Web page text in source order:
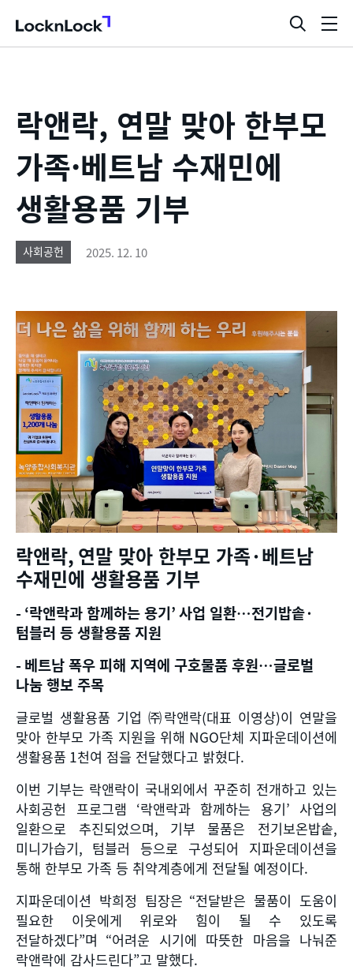
LocknLock
검
색
락앤락, 연말 맞아 한부모
가족·베트남 수재민에
생활용품 기부
사회공헌 2025. 12. 10
락앤락, 연말 맞아 한부모 가족·베트남
수재민에 생활용품 기부
- ‘락앤락과 함께하는 용기’사업 일환…전기밥솥·
텀블러 등 생활용품 지원
- 베트남 폭우 피해 지역에 구호물품 후원…글로벌
나눔 행보 주목
글로벌 생활용품 기업 ㈜락앤락(대표 이영상)이 연말을
맞아 한부모 가족 지원을 위해 NGO단체 지파운데이션에
생활용품 1천여 점을 전달했다고 밝혔다.
이번 기부는 락앤락이 국내외에서 꾸준히 전개하고 있는
사회공헌 프로그램 ‘락앤락과 함께하는 용기’ 사업의
일환으로 추진되었으며, 기부 물품은 전기보온밥솥,
미니가습기, 텀블러 등으로 구성되어 지파운데이션을
통해 한부모 가족 등 취약계층에게 전달될 예정이다.
지파운데이션 박희정 팀장은 “전달받은 물품이 도움이
필요한 이웃에게 위로와 힘이 될 수 있도록
전달하겠다”며 “어려운 시기에 따뜻한 마음을 나눠준
락앤락에 감사드린다”고 말했다.